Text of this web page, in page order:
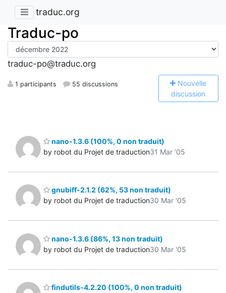
traduc.org
Traduc-po
traduc-po@traduc.org
1 participants 55 discussions Nouvelle
discussion
nano-1.3.6 (100%, 0 non traduit)
by robot du Projet de traduction31 Mar '05
gnubiff-2.1.2 (62%, 53 non traduit)
by robot du Projet de traduction30 Mar '05
nano-1.3.6 (86%, 13 non traduit)
by robot du Projet de traduction30 Mar '05
findutils-4.2.20 (100%, 0 non traduit)